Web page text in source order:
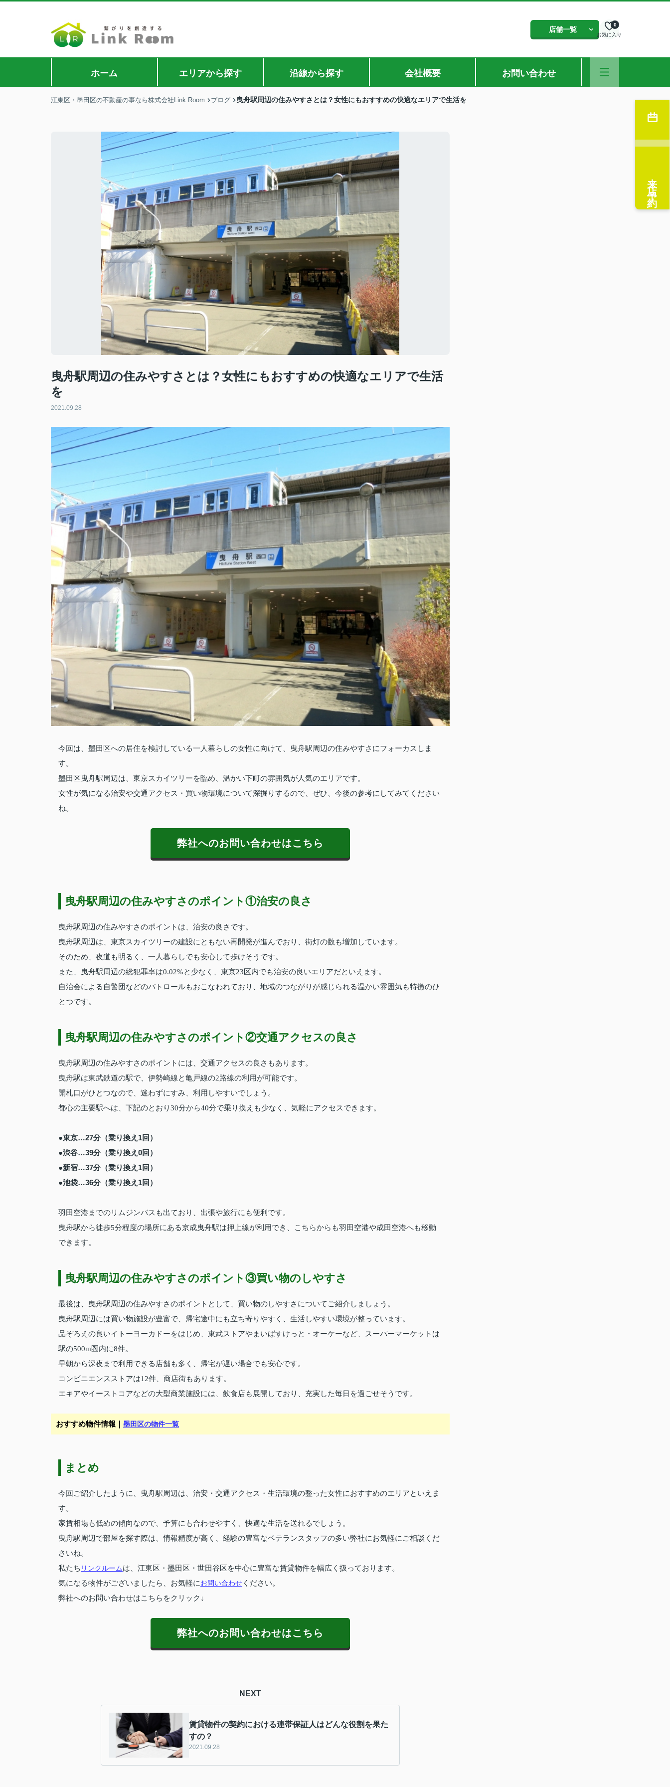
店舗一覧
お気に入り
0
ホーム エリアから探す 沿線から探す 会社概要 お問い合わせ
江東区・墨田区の不動産の事なら株式会社Link Room ブログ 曳舟駅周辺の住みやすさとは？女性にもおすすめの快適なエリアで生活を
曳舟駅周辺の住みやすさとは？女性にもおすすめの快適なエリアで生活
を
2021.09.28
今回は、墨田区への居住を検討している一人暮らしの女性に向けて、曳舟駅周辺の住みやすさにフォーカスしま
す。
墨田区曳舟駅周辺は、東京スカイツリーを臨め、温かい下町の雰囲気が人気のエリアです。
女性が気になる治安や交通アクセス・買い物環境について深掘りするので、ぜひ、今後の参考にしてみてください
ね。
弊社へのお問い合わせはこちら
曳舟駅周辺の住みやすさのポイント①治安の良さ
曳舟駅周辺の住みやすさのポイントは、治安の良さです。
曳舟駅周辺は、東京スカイツリーの建設にともない再開発が進んでおり、街灯の数も増加しています。
そのため、夜道も明るく、一人暮らしでも安心して歩けそうです。
また、曳舟駅周辺の総犯罪率は0.02%と少なく、東京23区内でも治安の良いエリアだといえます。
自治会による自警団などのパトロールもおこなわれており、地域のつながりが感じられる温かい雰囲気も特徴のひ
とつです。
曳舟駅周辺の住みやすさのポイント②交通アクセスの良さ
曳舟駅周辺の住みやすさのポイントには、交通アクセスの良さもあります。
曳舟駅は東武鉄道の駅で、伊勢崎線と亀戸線の2路線の利用が可能です。
開札口がひとつなので、迷わずにすみ、利用しやすいでしょう。
都心の主要駅へは、下記のとおり30分から40分で乗り換えも少なく、気軽にアクセスできます。
●東京…27分（乗り換え1回）
●渋谷…39分（乗り換え0回）
●新宿…37分（乗り換え1回）
●池袋…36分（乗り換え1回）
羽田空港までのリムジンバスも出ており、出張や旅行にも便利です。
曳舟駅から徒歩5分程度の場所にある京成曳舟駅は押上線が利用でき、こちらからも羽田空港や成田空港へも移動
できます。
曳舟駅周辺の住みやすさのポイント③買い物のしやすさ
最後は、曳舟駅周辺の住みやすさのポイントとして、買い物のしやすさについてご紹介しましょう。
曳舟駅周辺には買い物施設が豊富で、帰宅途中にも立ち寄りやすく、生活しやすい環境が整っています。
品ぞろえの良いイトーヨーカドーをはじめ、東武ストアやまいばすけっと・オーケーなど、スーパーマーケットは
駅の500m圏内に8件。
早朝から深夜まで利用できる店舗も多く、帰宅が遅い場合でも安心です。
コンビニエンスストアは12件、商店街もあります。
エキアやイーストコアなどの大型商業施設には、飲食店も展開しており、充実した毎日を過ごせそうです。
おすすめ物件情報｜ 墨田区の物件一覧
まとめ
今回ご紹介したように、曳舟駅周辺は、治安・交通アクセス・生活環境の整った女性におすすめのエリアといえま
す。
家賃相場も低めの傾向なので、予算にも合わせやすく、快適な生活を送れるでしょう。
曳舟駅周辺で部屋を探す際は、情報精度が高く、経験の豊富なベテランスタッフの多い弊社にお気軽にご相談くだ
さいね。
私たち リンクルームは、江東区・墨田区・世田谷区を中心に豊富な賃貸物件を幅広く扱っております。
気になる物件がございましたら、お気軽にお問い合わせ ください。
弊社へのお問い合わせはこちらをクリック↓
弊社へのお問い合わせはこちら
NEXT
賃貸物件の契約における連帯保証人はどんな役割を果た
すの？
2021.09.28
来店予約